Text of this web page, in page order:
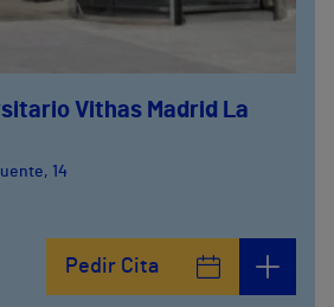
Vithas Madrid La
14
Pedir Cita